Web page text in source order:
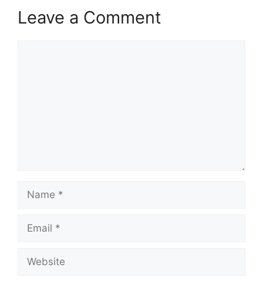
Leave a Comment
Name
Email
Website